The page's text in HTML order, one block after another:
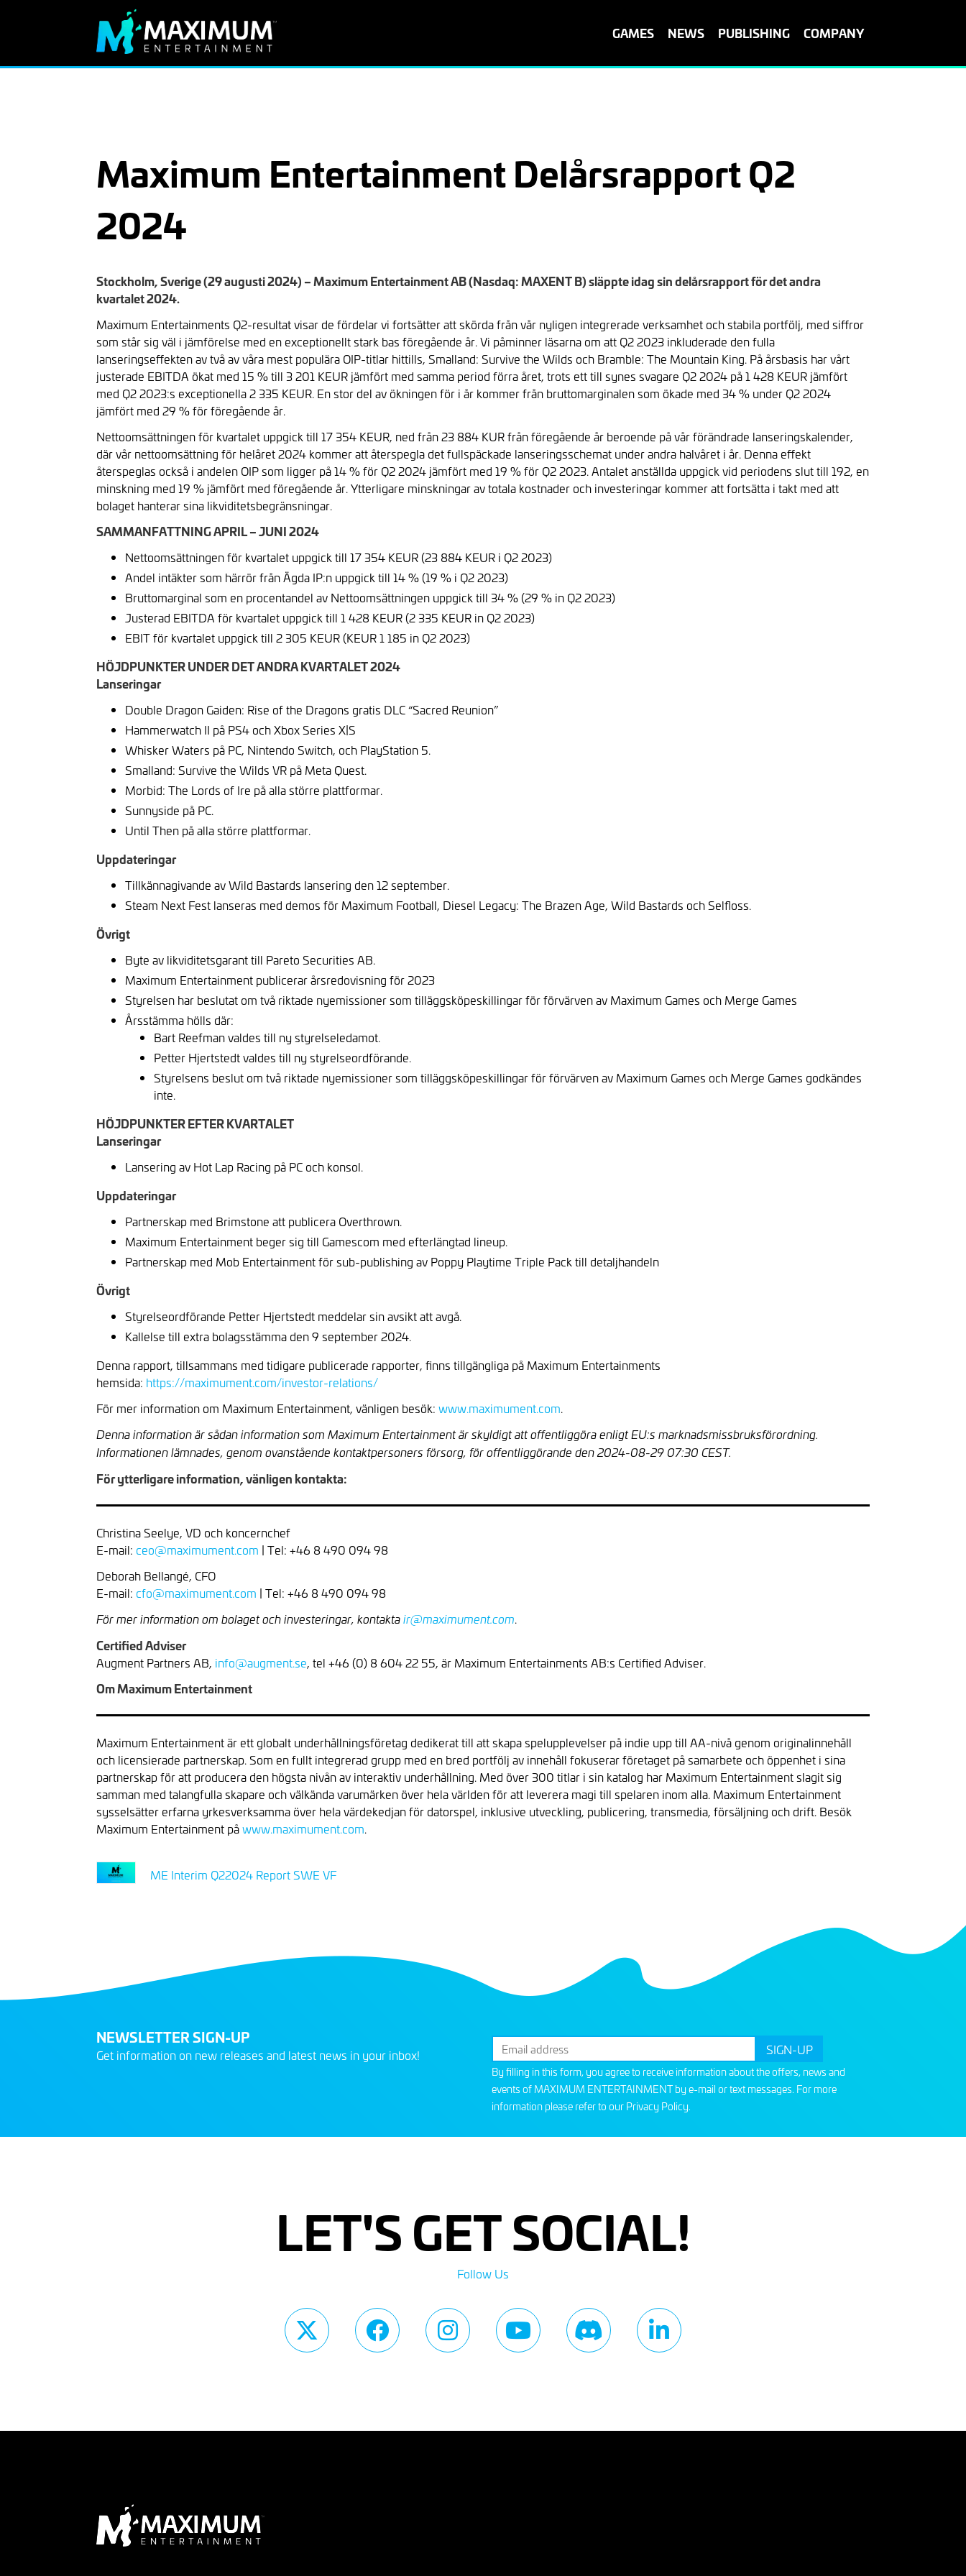
GAMES NEWS PUBLISHING COMPANY
Maximum Entertainment Delårsrapport Q2
2024
Stockholm, Sverige (29 augusti 2024) – Maximum Entertainment AB (Nasdaq: MAXENT B) släppte idag sin delårsrapport för det andra
kvartalet 2024.
Maximum Entertainments Q2-resultat visar de fördelar vi fortsätter att skörda från vår nyligen integrerade verksamhet och stabila portfölj, med siffror
som står sig väl i jämförelse med en exceptionellt stark bas föregående år. Vi påminner läsarna om att Q2 2023 inkluderade den fulla
lanseringseffekten av två av våra mest populära OIP-titlar hittills, Smalland: Survive the Wilds och Bramble: The Mountain King. På årsbasis har vårt
justerade EBITDA ökat med 15 % till 3 201 KEUR jämfört med samma period förra året, trots ett till synes svagare Q2 2024 på 1 428 KEUR jämfört
med Q2 2023:s exceptionella 2 335 KEUR. En stor del av ökningen för i år kommer från bruttomarginalen som ökade med 34 % under Q2 2024
jämfört med 29 % för föregående år.
Nettoomsättningen för kvartalet uppgick till 17 354 KEUR, ned från 23 884 KUR från föregående år beroende på vår förändrade lanseringskalender,
där vår nettoomsättning för helåret 2024 kommer att återspegla det fullspäckade lanseringsschemat under andra halvåret i år. Denna effekt
återspeglas också i andelen OIP som ligger på 14 % för Q2 2024 jämfört med 19 % för Q2 2023. Antalet anställda uppgick vid periodens slut till 192, en
minskning med 19 % jämfört med föregående år. Ytterligare minskningar av totala kostnader och investeringar kommer att fortsätta i takt med att
bolaget hanterar sina likviditetsbegränsningar.
SAMMANFATTNING APRIL – JUNI 2024
Nettoomsättningen för kvartalet uppgick till 17 354 KEUR (23 884 KEUR i Q2 2023)
Andel intäkter som härrör från Ägda IP:n uppgick till 14 % (19 % i Q2 2023)
Bruttomarginal som en procentandel av Nettoomsättningen uppgick till 34 % (29 % in Q2 2023)
Justerad EBITDA för kvartalet uppgick till 1 428 KEUR (2 335 KEUR in Q2 2023)
EBIT för kvartalet uppgick till 2 305 KEUR (KEUR 1 185 in Q2 2023)
HÖJDPUNKTER UNDER DET ANDRA KVARTALET 2024
Lanseringar
Double Dragon Gaiden: Rise of the Dragons gratis DLC “Sacred Reunion”
Hammerwatch II på PS4 och Xbox Series X|S
Whisker Waters på PC, Nintendo Switch, och PlayStation 5.
Smalland: Survive the Wilds VR på Meta Quest.
Morbid: The Lords of Ire på alla större plattformar.
Sunnyside på PC.
Until Then på alla större plattformar.
Uppdateringar
Tillkännagivande av Wild Bastards lansering den 12 september.
Steam Next Fest lanseras med demos för Maximum Football, Diesel Legacy: The Brazen Age, Wild Bastards och Selfloss.
Övrigt
Byte av likviditetsgarant till Pareto Securities AB.
Maximum Entertainment publicerar årsredovisning för 2023
Styrelsen har beslutat om två riktade nyemissioner som tilläggsköpeskillingar för förvärven av Maximum Games och Merge Games
Årsstämma hölls där:
Bart Reefman valdes till ny styrelseledamot.
Petter Hjertstedt valdes till ny styrelseordförande.
Styrelsens beslut om två riktade nyemissioner som tilläggsköpeskillingar för förvärven av Maximum Games och Merge Games godkändes
inte.
HÖJDPUNKTER EFTER KVARTALET
Lanseringar
Lansering av Hot Lap Racing på PC och konsol.
Uppdateringar
Partnerskap med Brimstone att publicera Overthrown.
Maximum Entertainment beger sig till Gamescom med efterlängtad lineup.
Partnerskap med Mob Entertainment för sub-publishing av Poppy Playtime Triple Pack till detaljhandeln
Övrigt
Styrelseordförande Petter Hjertstedt meddelar sin avsikt att avgå.
Kallelse till extra bolagsstämma den 9 september 2024.
Denna rapport, tillsammans med tidigare publicerade rapporter, finns tillgängliga på Maximum Entertainments
hemsida: https://maximument.com/investor-relations/
För mer information om Maximum Entertainment, vänligen besök: www.maximument.com.
Denna information är sådan information som Maximum Entertainment är skyldigt att offentliggöra enligt EU:s marknadsmissbruksförordning.
Informationen lämnades, genom ovanstående kontaktpersoners försorg, för offentliggörande den 2024-08-29 07:30 CEST.
För ytterligare information, vänligen kontakta:
Christina Seelye, VD och koncernchef
E-mail: ceo@maximument.com | Tel: +46 8 490 094 98
Deborah Bellangé, CFO
E-mail: cfo@maximument.com | Tel: +46 8 490 094 98
För mer information om bolaget och investeringar, kontaktair@maximument.com.
Certified Adviser
Augment Partners AB, info@augment.se, tel +46 (0) 8 604 22 55, är Maximum Entertainments AB:s Certified Adviser.
Om Maximum Entertainment
Maximum Entertainment är ett globalt underhållningsföretag dedikerat till att skapa spelupplevelser på indie upp till AA-nivå genom originalinnehåll
och licensierade partnerskap. Som en fullt integrerad grupp med en bred portfölj av innehåll fokuserar företaget på samarbete och öppenhet i sina
partnerskap för att producera den högsta nivån av interaktiv underhållning. Med över 300 titlar i sin katalog har Maximum Entertainment slagit sig
samman med talangfulla skapare och välkända varumärken över hela världen för att leverera magi till spelaren inom alla. Maximum Entertainment
sysselsätter erfarna yrkesverksamma över hela värdekedjan för datorspel, inklusive utveckling, publicering, transmedia, försäljning och drift. Besök
Maximum Entertainment påwww.maximument.com.
ME Interim Q22024 Report SWE VF
NEWSLETTER SIGN-UP
Get information on new releases and latest news in your inbox!
By filling in this form, you agree to receive information about the offers, news and
events of MAXIMUM ENTERTAINMENT by e-mail or text messages. For more
information please refer to our Privacy Policy.
LET'S GET SOCIAL!
Follow Us